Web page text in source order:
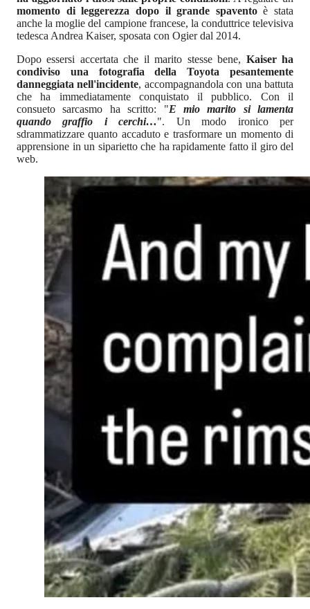
momento di leggerezza dopo il grande spaventoè stata
anche la moglie del campione francese, la conduttrice televisiva
tedesca Andrea Kaiser, sposata con Ogier dal 2014.
Dopo essersi accertata che il marito stesse bene, Kaiser ha
condiviso una fotografia della Toyota pesantemente
danneggiata nell'incidente, accompagnandola con una battuta
che ha immediatamente conquistato il pubblico. Con il
consueto sarcasmo ha scritto: "E mio marito si lamenta
quando graffio i cerchi…". Un modo ironico per
sdrammatizzare quanto accaduto e trasformare un momento di
apprensione in un siparietto che ha rapidamente fatto il giro del
web.